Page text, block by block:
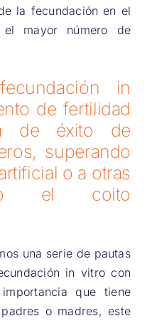
la fecundación en el
el mayor número de
in
de fertilidad
de éxito de
superando
o a otras
el coito
una serie de pautas
in vitro con
que tiene
o madres, este